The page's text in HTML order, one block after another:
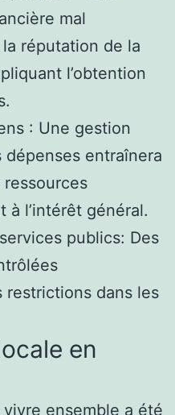
mal
réputation de la
l’obtention
: Une gestion
entraînera
à l’intérêt général.
publics: Des
restrictions dans les
en
ensemble a été